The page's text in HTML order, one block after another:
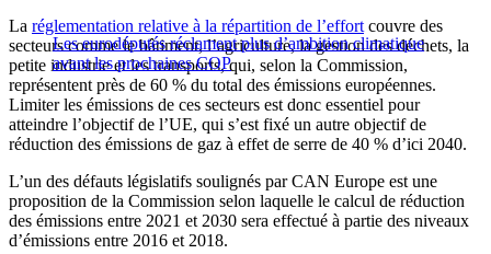
Les eurodéputés réclament plus d’ambition climatique
avant les prochaines COP
La réglementation relative à la répartition de l’effortcouvre des
secteurs comme le bâtiment, l’agriculture, la gestion des déchets, la
petite industrie et les transports, qui, selon la Commission,
représentent près de 60 % du total des émissions européennes.
Limiter les émissions de ces secteurs est donc essentiel pour
atteindre l’objectif de l’UE, qui s’est fixé un autre objectif de
réduction des émissions de gaz à effet de serre de 40 % d’ici 2040.
L’un des défauts législatifs soulignés par CAN Europe est une
proposition de la Commission selon laquelle le calcul de réduction
des émissions entre 2021 et 2030 sera effectué à partie des niveaux
d’émissions entre 2016 et 2018.